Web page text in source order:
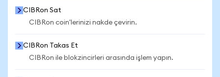
CIBRon Sat
CIBRon coin'lerinizi nakde çevirin.
CIBRon Takas Et
CIBRon ile blokzincirleri arasında işlem yapın.